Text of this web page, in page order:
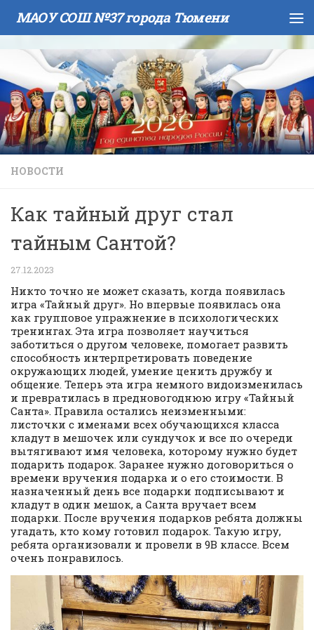
Skip to content
МАОУ СОШ №37 города Тюмени
НОВОСТИ
Как тайный друг стал
тайным Сантой?
27.12.2023
Никто точно не может сказать, когда появилась
игра «Тайный друг». Но впервые появилась она
как групповое упражнение в психологических
тренингах. Эта игра позволяет научиться
заботиться о другом человеке, помогает развить
способность интерпретировать поведение
окружающих людей, умение ценить дружбу и
общение. Теперь эта игра немного видоизменилась
и превратилась в предновогоднюю игру «Тайный
Санта». Правила остались неизменными:
листочки с именами всех обучающихся класса
кладут в мешочек или сундучок и все по очереди
вытягивают имя человека, которому нужно будет
подарить подарок. Заранее нужно договориться о
времени вручения подарка и о его стоимости. В
назначенный день все подарки подписывают и
кладут в один мешок, а Санта вручает всем
подарки. После вручения подарков ребята должны
угадать, кто кому готовил подарок. Такую игру,
ребята организовали и провели в 9В классе. Всем
очень понравилось.